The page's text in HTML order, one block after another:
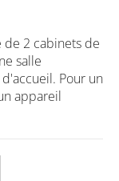
2 cabinets de
salle
Pour un
appareil